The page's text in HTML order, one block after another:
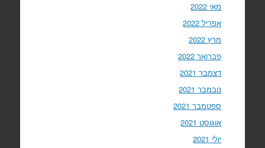
מאי 2022
אפריל 2022
מרץ 2022
פברואר 2022
דצמבר 2021
נובמבר 2021
ספטמבר 2021
אוגוסט 2021
יולי 2021